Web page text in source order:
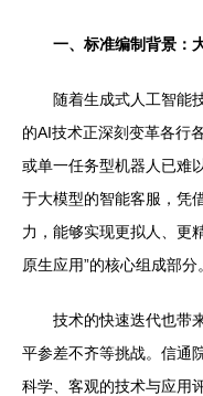
一、标准编制背景：
随着生成式人工智能
的AI技术正深刻变革各行
或单一任务型机器人已难
于大模型的智能客服，凭
力，能够实现更拟人、更
原生应用”的核心组成部分。
技术的快速迭代也带
平参差不齐等挑战。信通
科学、客观的技术与应用